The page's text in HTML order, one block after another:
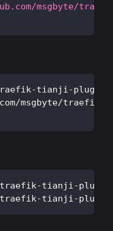
msgbyte/
tianji-plugin]
msgbyte/traefik-
tianji-
tianji-